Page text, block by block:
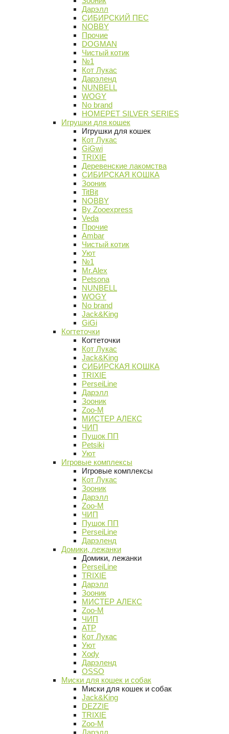
Дарэлл
СИБИРСКИЙ ПЕС
NOBBY
Прочие
DOGMAN
Чистый котик
№1
Кот Лукас
Дарэленд
NUNBELL
WOGY
No brand
HOMEPET SILVER SERIES
Игрушки для кошек
Игрушки для кошек
Кот Лукас
GiGwi
TRIXIE
Деревенские лакомства
СИБИРСКАЯ КОШКА
Зооник
TitBit
NOBBY
By Zooexpress
Veda
Прочие
Ambar
Чистый котик
Уют
№1
Mr.Alex
Petsona
NUNBELL
WOGY
No brand
Jack&King
GiGi
Когтеточки
Когтеточки
Кот Лукас
Jack&King
СИБИРСКАЯ КОШКА
TRIXIE
PerseiLine
Дарэлл
Зооник
Zoo-M
МИСТЕР АЛЕКС
ЧИП
Пушок ПП
Petsiki
Уют
Игровые комплексы
Игровые комплексы
Кот Лукас
Зооник
Дарэлл
Zoo-M
ЧИП
Пушок ПП
PerseiLine
Дарэленд
Домики, лежанки
Домики, лежанки
PerseiLine
TRIXIE
Дарэлл
Зооник
МИСТЕР АЛЕКС
Zoo-M
ЧИП
АТР
Кот Лукас
Уют
Xody
Дарэленд
OSSO
Миски для кошек и собак
Миски для кошек и собак
Jack&King
DEZZIE
TRIXIE
Zoo-M
Дарэлл